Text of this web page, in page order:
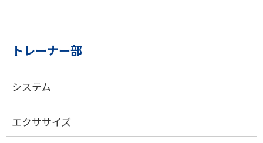
トレーナー部
システム
エクササイズ